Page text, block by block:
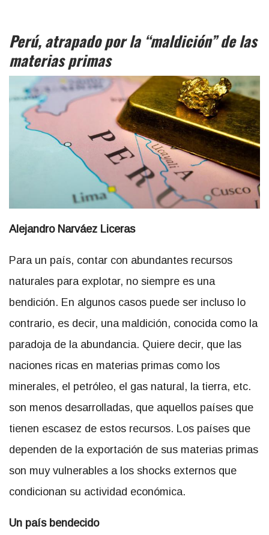
Perú, atrapado por la “maldición” de las
materias primas
Alejandro Narváez Liceras
Para un país, contar con abundantes recursos
naturales para explotar, no siempre es una
bendición. En algunos casos puede ser incluso lo
contrario, es decir, una maldición, conocida como la
paradoja de la abundancia. Quiere decir, que las
naciones ricas en materias primas como los
minerales, el petróleo, el gas natural, la tierra, etc.
son menos desarrolladas, que aquellos países que
tienen escasez de estos recursos. Los países que
dependen de la exportación de sus materias primas
son muy vulnerables a los shocks externos que
condicionan su actividad económica.
Un país bendecido